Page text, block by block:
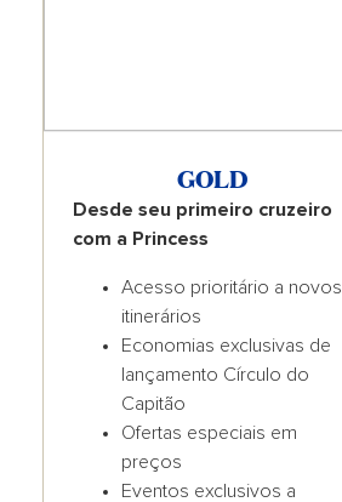
GOLD
Desde seu primeiro cruzeiro
com a Princess
Acesso prioritário a novos
itinerários
Economias exclusivas de
lançamento Círculo do
Capitão
Ofertas especiais em
preços
Eventos exclusivos a